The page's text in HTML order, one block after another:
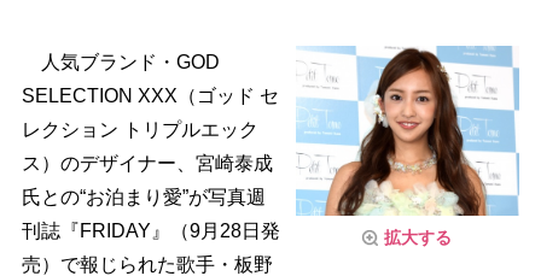
拡大する
人気ブランド・GOD
SELECTION XXX（ゴッド セ
レクション トリプルエック
ス）のデザイナー、宮崎泰成
氏との“お泊まり愛”が写真週
刊誌『FRIDAY』（9月28日発
売）で報じられた歌手・板野